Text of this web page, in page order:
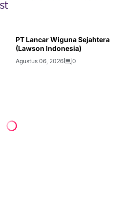
PT Lancar Wiguna Sejahtera
(Lawson Indonesia)
Agustus 06, 2026 0